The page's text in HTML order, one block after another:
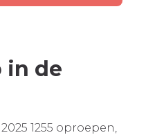
in de
1255 oproepen,